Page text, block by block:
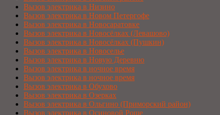
Вызов электрика в Низино
Вызов электрика в Новом Петергофе
Вызов электрика в Новосаратовке
Вызов электрика в Новосёлках (Левашово)
Вызов электрика в Новосёлках (Пушкин)
Вызов электрика в Новоселье
Вызов электрика в Новую Деревню
Вызов электрика в ночное время
Вызов электрика в ночное время
Вызов электрика в Обухово
Вызов электрика в Озерках
Вызов электрика в Ольгино (Приморский район)
Вызов электрика в Осиновой Роще